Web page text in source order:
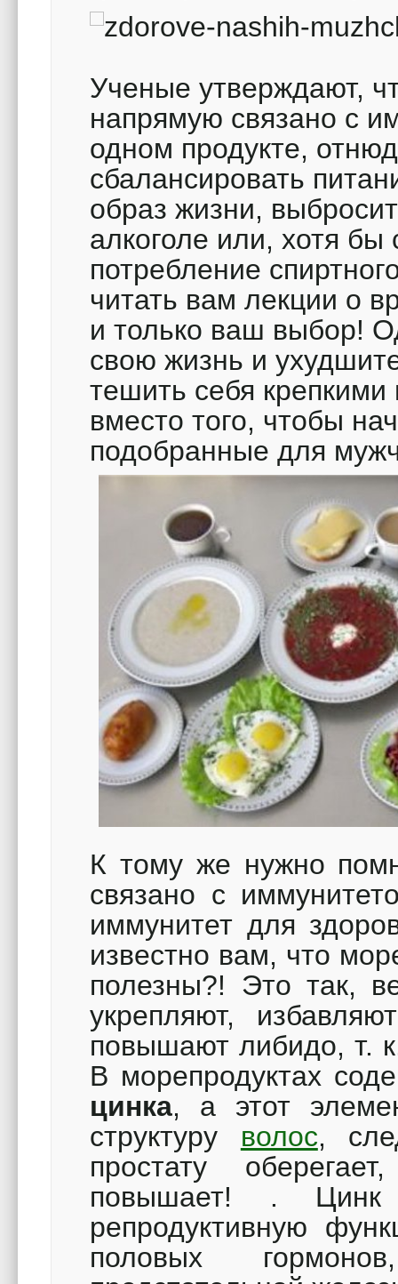
Ученые утверждают,
напрямую связано с
одном продукте,
сбалансировать
образ жизни,
алкоголе или, хотя бы
потребление
читать вам лекции о
и только ваш выбор!
свою жизнь и
тешить себя крепкими
вместо того, чтобы
подобранные для
К тому же нужно
связано с
иммунитет для
известно вам, что
полезны?! Это так,
укрепляют,
повышают либидо, т.
В морепродуктах
цинка, а этот
структуру волос,
простату
повышает! . Цинк
репродуктивную
половых